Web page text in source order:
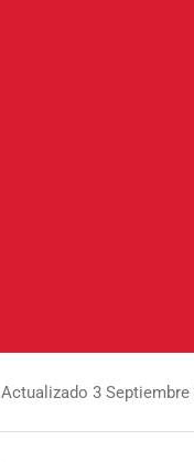
Actualizado 3 Septiembre